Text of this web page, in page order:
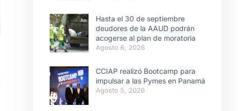
Hasta el 30 de septiembre
deudores de la AAUD podrán
acogerse al plan de moratoria
Agosto 6, 2026
CCIAP realizó Bootcamp para
impulsar a las Pymes en Panamá
Agosto 5, 2026